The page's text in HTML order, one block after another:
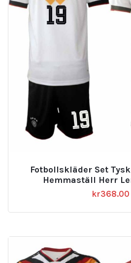
Fotbollskläder Set
Hemmaställ Herr
kr368.00